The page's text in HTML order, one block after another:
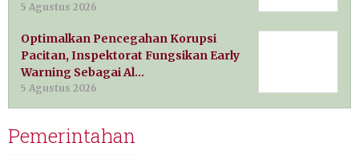
5 Agustus 2026
Optimalkan Pencegahan Korupsi
Pacitan, Inspektorat Fungsikan Early
Warning Sebagai Al…
5 Agustus 2026
Pemerintahan